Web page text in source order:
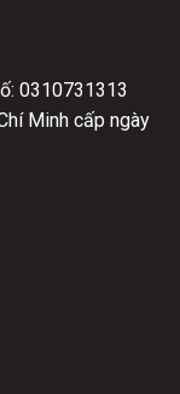
0310731313
Minh cấp ngày